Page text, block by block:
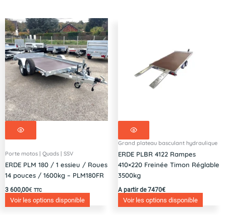
Porte motos | Quads | SSV
ERDE PLM 180 / 1 essieu / Roues
14 pouces / 1600kg – PLM180FR
3 600,00€ TTC
Voir les options disponible
Grand plateau basculant hydraulique
ERDE PLBR 4122 Rampes
410×220 Freinée Timon Réglable
3500kg
A partir de 7470€
Voir les options disponible